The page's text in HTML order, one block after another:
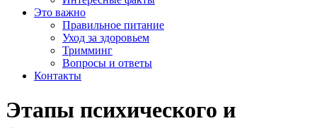
Это важно
Правильное питание
Уход за здоровьем
Тримминг
Вопросы и ответы
Контакты
Этапы психического и